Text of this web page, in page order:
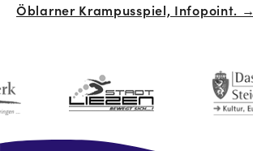
Öblarner Krampusspiel, Infopoint. →